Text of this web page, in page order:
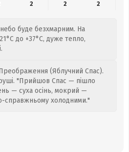
2 2 2
буде безхмарним. На
до +37°C, дуже тепло,
(Яблучний Спас).
"Прийшов Спас — пішло
— суха осінь, мокрий —
справжньому холодними."